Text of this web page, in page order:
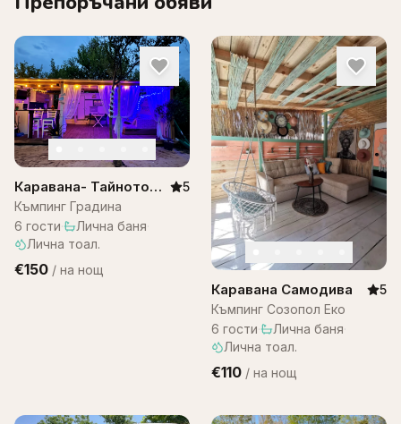
Каравана- Тайното
място, къмпинг
градина
5
Къмпинг Градина
6 гости· Лична баня·
Лична тоал.
€150 / на нощ
Каравана Самодива
5
Къмпинг Созопол Еко
6 гости· Лична баня·
Лична тоал.
€110 / на нощ